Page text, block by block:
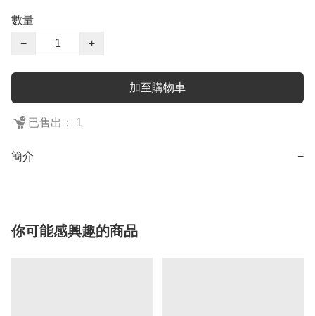
數量
−
+
加至購物車
已售出： 1
簡介 −
你可能感興趣的商品